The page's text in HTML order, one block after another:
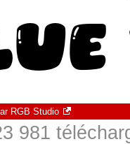
RGB Studio
981